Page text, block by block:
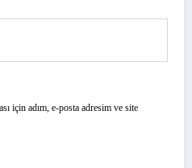
için adım, e-posta adresim ve site